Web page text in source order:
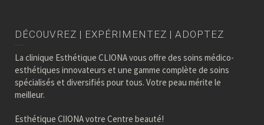
DÉCOUVREZ | EXPÉRIMENTEZ | ADOPTEZ
La clinique Esthétique CLIONA vous offre des soins médico-
esthétiques innovateurs et une gamme complète de soins
spécialisés et diversifiés pour tous. Votre peau mérite le
meilleur.
Esthétique ClIONA votre Centre beauté!